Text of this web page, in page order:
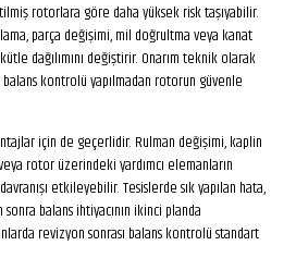
rotorlara göre daha yüksek risk taşıyabilir.
parça değişimi, mil doğrultma veya kanat
dağılımını değiştirir. Onarım teknik olarak
balans kontrolü yapılmadan rotorun güvenle
için de geçerlidir. Rulman değişimi, kaplin
rotor üzerindeki yardımcı elemanların
etkileyebilir. Tesislerde sık yapılan hata,
balans ihtiyacının ikinci planda
revizyon sonrası balans kontrolü standart